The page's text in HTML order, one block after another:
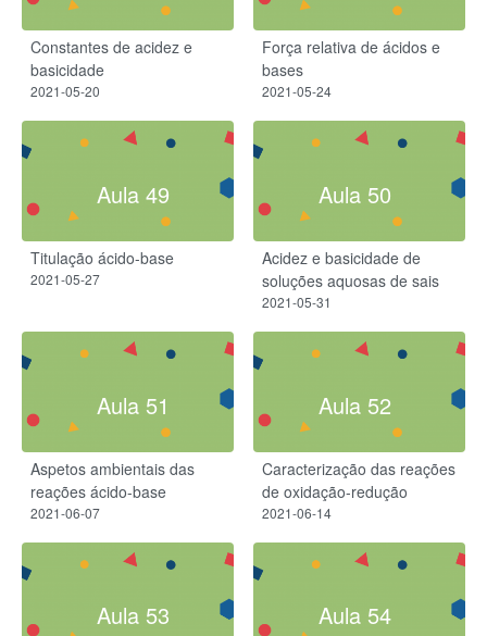
Constantes de acidez e
basicidade
2021-05-20
Força relativa de ácidos e
bases
2021-05-24
Aula 49
Titulação ácido-base
2021-05-27
Aula 50
Acidez e basicidade de
soluções aquosas de sais
2021-05-31
Aula 51
Aspetos ambientais das
reações ácido-base
2021-06-07
Aula 52
Caracterização das reações
de oxidação-redução
2021-06-14
Aula 53 Aula 54